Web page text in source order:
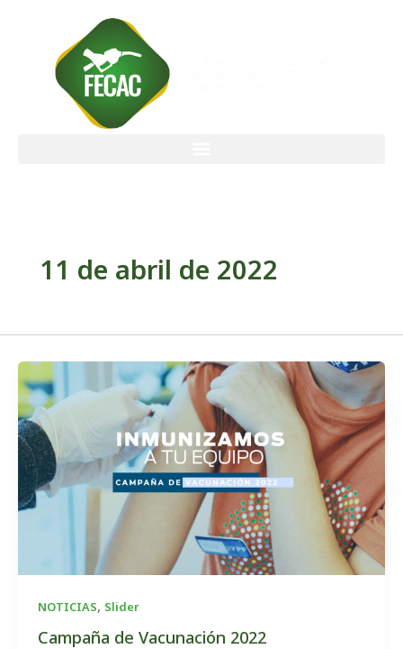
contenido
11 de abril de 2022
NOTICIAS, Slider
Campaña de Vacunación 2022